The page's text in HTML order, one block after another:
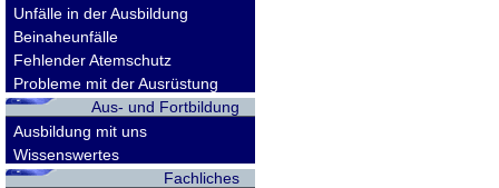
Unfälle in der Ausbildung
Beinaheunfälle
Fehlender Atemschutz
Probleme mit der Ausrüstung
Aus- und Fortbildung
Ausbildung mit uns
Wissenswertes
Fachliches